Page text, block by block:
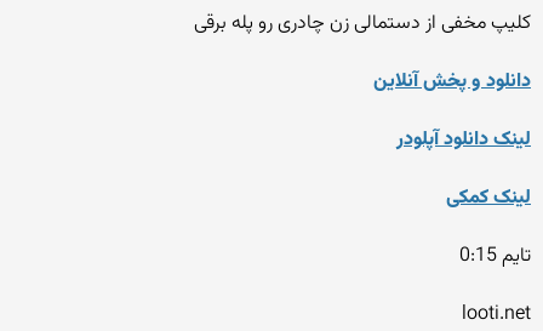
کلیپ مخفی از دستمالی زن چادری رو پله برقی
دانلود و پخش آنلاین
لینک دانلود آپلودر
لینک کمکی
تایم 0:15
looti.net